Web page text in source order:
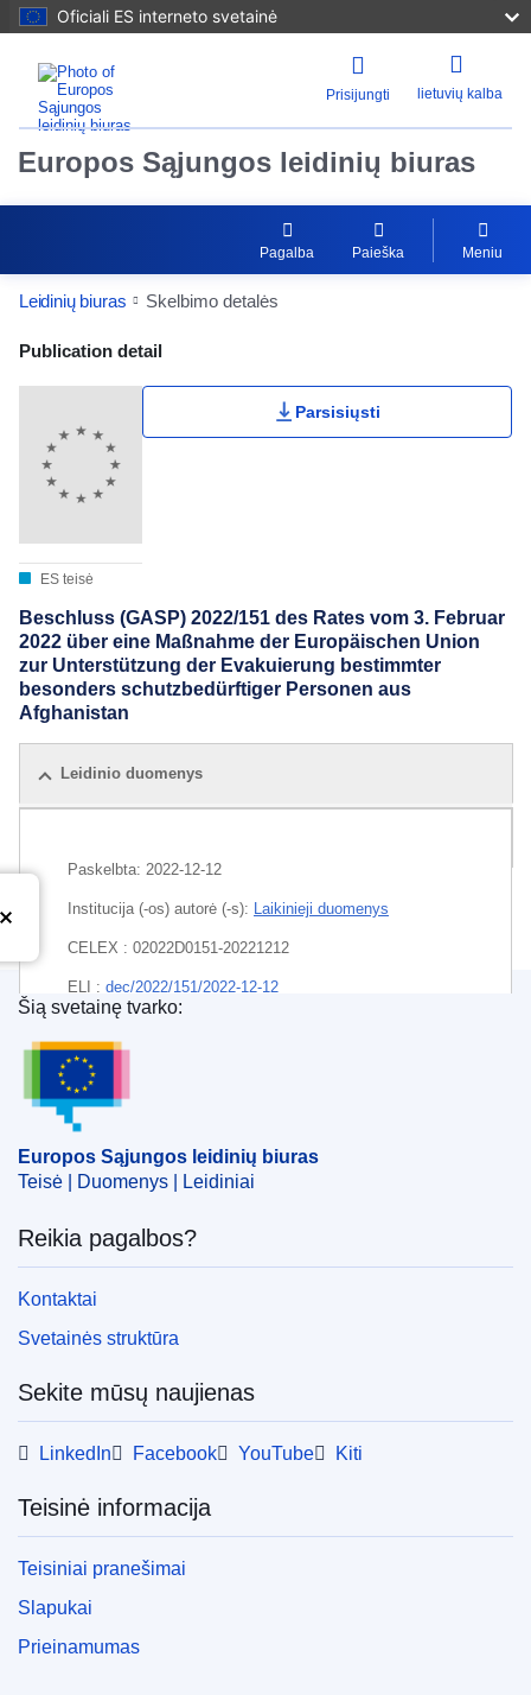
Oficiali ES interneto svetainė
Prisijungti lietuvių kalba
Europos Sąjungos leidinių biuras
Pagalba Paieška Meniu
Leidinių biuras Skelbimo detalės
Publication Detail Actions Portlet
Publication detail
ES teisė
Parsisiųsti
Beschluss (GASP) 2022/151 des Rates vom 3. Februar
2022 über eine Maßnahme der Europäischen Union
zur Unterstützung der Evakuierung bestimmter
besonders schutzbedürftiger Personen aus
Afghanistan
Leidinio duomenys
Paskelbta: 2022-12-12
Institucija (-os) autorė (-s): Laikinieji duomenys
CELEX : 02022D0151-20221212
ELI : dec/2022/151/2022-12-12
EDITION : c97e0f8f-855c-11ec-8c40-01aa75ed71a1
EDITION : 81f6b816-90df-11ed-b508-01aa75ed71a1
EDITION : 6d306cd7-c0f3-11ee-b164-01aa75ed71a1
Europos Sąjungos leidinių biuras
Šią svetainę tvarko:
Europos Sąjungos leidinių biuras
Teisė | Duomenys | Leidiniai
Reikia pagalbos?
Kontaktai
Svetainės struktūra
Sekite mūsų naujienas
LinkedIn Facebook YouTube Kiti
Teisinė informacija
Teisiniai pranešimai
Slapukai
Prieinamumas